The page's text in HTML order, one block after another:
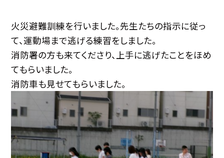
火災避難訓練を行いました。先生たちの指示に従っ
て、運動場まで逃げる練習をしました。
消防署の方も来てくださり、上手に逃げたことをほめ
てもらいました。
消防車も見せてもらいました。